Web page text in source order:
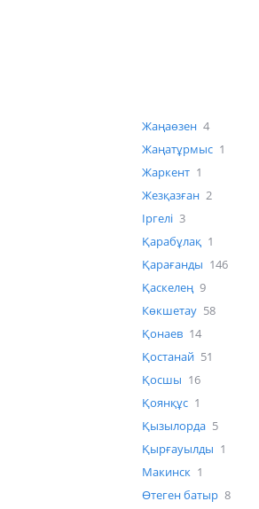
Жаңаөзен 4
Жаңатұрмыс 1
Жаркент 1
Жезқазған 2
Іргелі 3
Қарабұлақ 1
Қарағанды 146
Қаскелең 9
Көкшетау 58
Қонаев 14
Қостанай 51
Қосшы 16
Қоянқұс 1
Қызылорда 5
Қырғауылды 1
Макинск 1
Өтеген батыр 8